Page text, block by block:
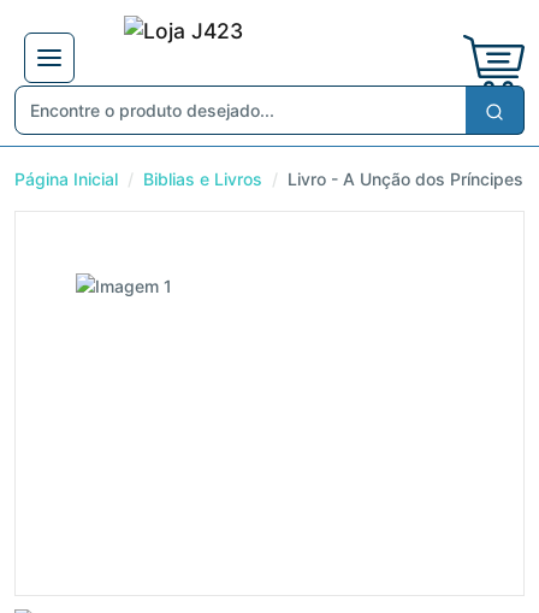
Página Inicial Biblias e Livros Livro - A Unção dos Príncipes